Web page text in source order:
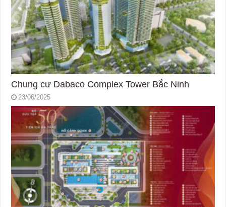
Chung cư Dabaco Complex Tower Bắc Ninh
23/06/2025